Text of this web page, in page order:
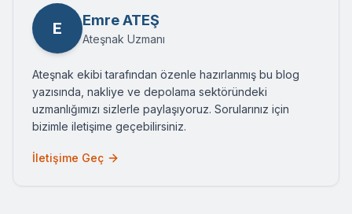
E Emre ATEŞ
Ateşnak Uzmanı
Ateşnak ekibi tarafından özenle hazırlanmış bu blog
yazısında, nakliye ve depolama sektöründeki
uzmanlığımızı sizlerle paylaşıyoruz. Sorularınız için
bizimle iletişime geçebilirsiniz.
İletişime Geç